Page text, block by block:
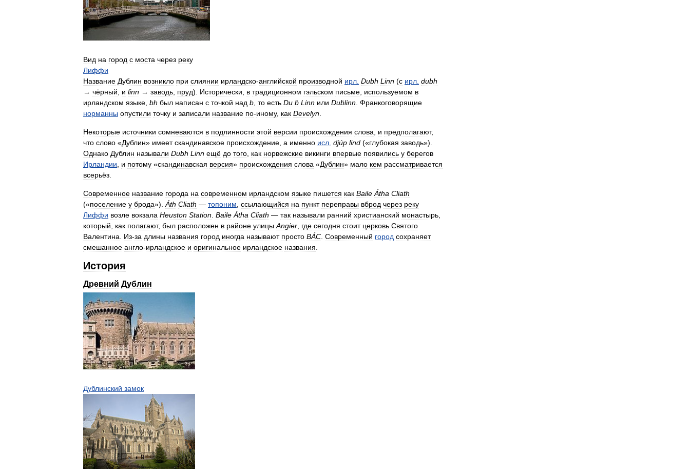
Вид на город с моста через реку
Лиффи
Название Дублин возникло при слиянии ирландско-английской производной ирл Dubh Linn (с ирл dubh
→ чёрный и linn → заводь пруд). Исторически в традиционном гэльском письме используемом в
ирландском языке bh был написан с точкой над b то есть Du ḃ Linn или Duḃlinn Франкоговорящие
норманны опустили точку и записали название по-иному, как Develyn
Некоторые источники сомневаются в подлинности этой версии происхождения слова и предполагают,
что слово «Дублин» имеет скандинавское происхождение а именно исл djúp lind («глубокая заводь»).
Однако Дублин называли Dubh Linn ещё до того как норвежские викинги впервые появились у берегов
Ирландии
и потому «скандинавская версия» происхождения слова «Дублин» мало кем рассматривается
всерьёз
Современное название города на современном ирландском языке пишется как Baile Átha Cliath
(«поселение у брода»). Áth Cliath — топоним ссылающийся на пункт переправы вброд через реку
Лиффи возле вокзала Heuston Station Baile Átha Cliath — так называли ранний христианский монастырь
который
как полагают, был расположен в районе улицы Angier где сегодня стоит церковь Святого
Валентина
Из-за длины названия город иногда называют просто BÁC Современный город сохраняет
смешанное англо-ирландское и оригинальное ирландское названия
История
Древний Дублин
Дублинский замок